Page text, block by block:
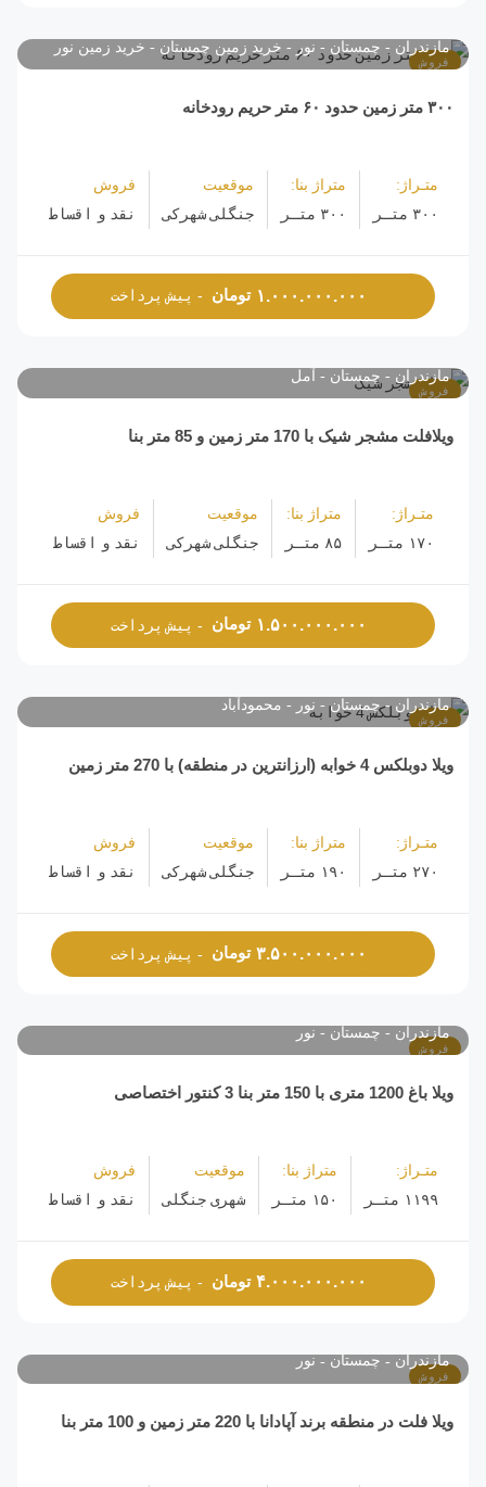
فروش
مازندران چمستان نور خرید زمین چمستان خرید زمین نور
۳۰۰ متر زمین حدود ۶۰ متر حریم رودخانه
متـراژ:
۳۰۰ متـر
متراژ بنا:
۳۰۰ متـر
موقعیت
جنگلی شهرکی
فروش
نقد و اقساط
۱.۰۰۰.۰۰۰.۰۰۰ تومان - پیش پرداخت
فروش
مازندران چمستان آمل
ویلافلت مشجر شیک با 170 متر زمین و 85 متر بنا
متـراژ:
۱۷۰ متـر
متراژ بنا:
۸۵ متـر
موقعیت
جنگلی شهرکی
فروش
نقد و اقساط
۱.۵۰۰.۰۰۰.۰۰۰ تومان - پیش پرداخت
فروش
مازندران چمستان نور محمودآباد
ویلا دوبلکس 4 خوابه (ارزانترین در منطقه) با 270 متر زمین
متـراژ:
۲۷۰ متـر
متراژ بنا:
۱۹۰ متـر
موقعیت
جنگلی شهرکی
فروش
نقد و اقساط
۳.۵۰۰.۰۰۰.۰۰۰ تومان - پیش پرداخت
فروش
مازندران چمستان نور
ویلا باغ 1200 متری با 150 متر بنا 3 کنتور اختصاصی
متـراژ:
۱۱۹۹ متـر
متراژ بنا:
۱۵۰ متـر
موقعیت
شهری جنگلی
فروش
نقد و اقساط
۴.۰۰۰.۰۰۰.۰۰۰ تومان - پیش پرداخت
فروش
مازندران چمستان نور
ویلا فلت در منطقه برند آپادانا با 220 متر زمین و 100 متر بنا